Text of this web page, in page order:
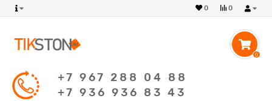
0
0
0
+7 967 288 04 88
+7 936 936 83 43